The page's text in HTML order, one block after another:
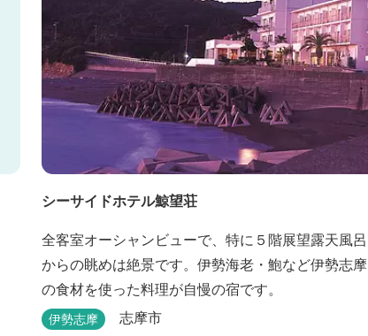
シーサイドホテル鯨望荘
全客室オーシャンビューで、特に５階展望露天風呂
からの眺めは絶景です。伊勢海老・鮑など伊勢志摩
の食材を使った料理が自慢の宿です。
伊勢志摩 志摩市